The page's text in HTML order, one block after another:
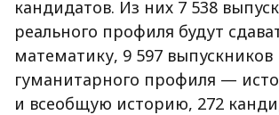
кандидатов. Из них 7 538
реального профиля будут
математику, 9 597 выпускников
гуманитарного профиля —
и всеобщую историю, 272